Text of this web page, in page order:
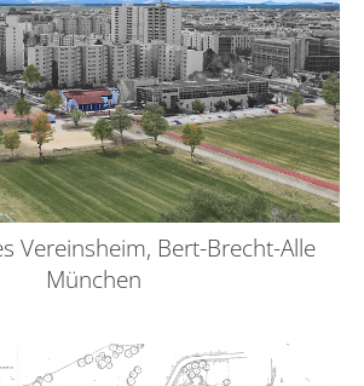
Vereinsheim, Bert-Brecht-Alle
München